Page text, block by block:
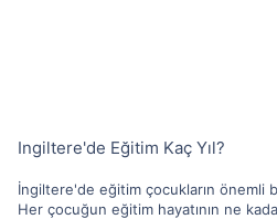
Ingiltere'de Eğitim Kaç Yıl?
İngiltere'de eğitim çocukların önemli
Her çocuğun eğitim hayatının ne